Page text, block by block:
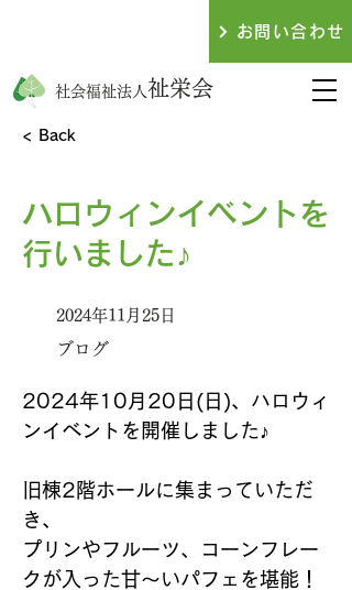
社会福祉法人祉栄会
お問い合わせ
< Back
ハロウィンイベントを
行いました♪
2024年11月25日
ブログ
2024年10月20日(日)、ハロウィ
ンイベントを開催しました♪
旧棟2階ホールに集まっていただ
き、
プリンやフルーツ、コーンフレー
クが入った甘～いパフェを堪能！